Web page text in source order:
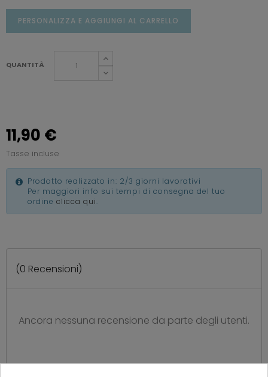
PERSONALIZZA E AGGIUNGI AL CARRELLO
QUANTITÀ
11,90 €
Tasse incluse
Prodotto realizzato in: 2/3 giorni lavorativi
Per maggiori info sui tempi di consegna del tuo
ordine clicca qui.
(0 Recensioni)
Ancora nessuna recensione da parte degli utenti.